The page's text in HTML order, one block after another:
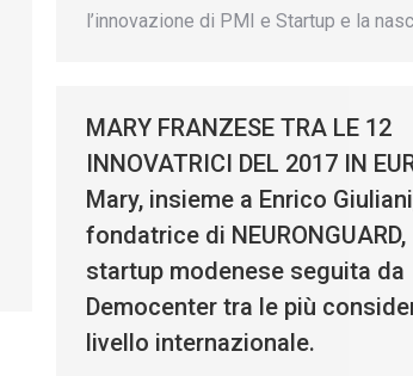
l’innovazione di PMI e Startup e la
MARY FRANZESE TRA LE 12
INNOVATRICI DEL 2017 IN
Mary, insieme a Enrico
fondatrice di NEURONGUARD,
startup modenese seguita da
Democenter tra le più
livello internazionale.